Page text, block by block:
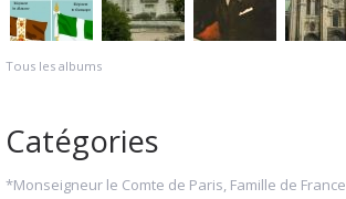
Tous les albums
Catégories
*Monseigneur le Comte de Paris, Famille de France